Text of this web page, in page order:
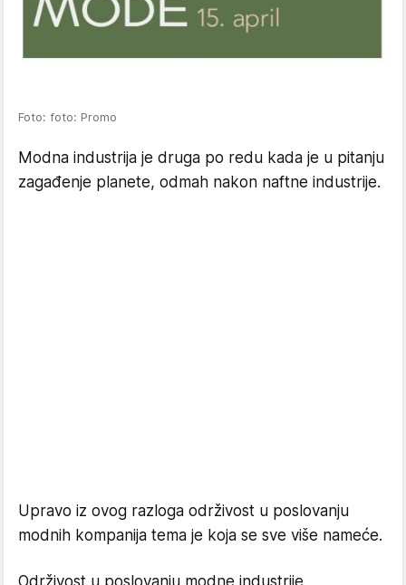
Foto: foto: Promo
Modna industrija je druga po redu kada je u pitanju
zagađenje planete, odmah nakon naftne industrije.
Upravo iz ovog razloga održivost u poslovanju
modnih kompanija tema je koja se sve više nameće.
Održivost u poslovanju modne industrije